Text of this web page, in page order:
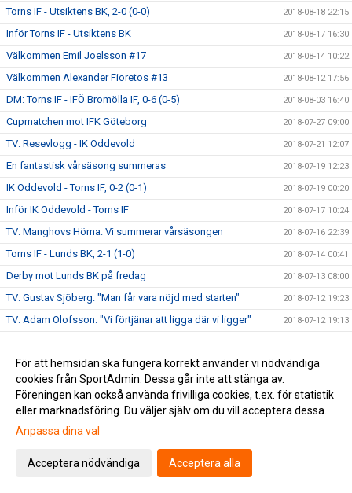
Torns IF - Utsiktens BK, 2-0 (0-0) 2018-08-18 22:15
Inför Torns IF - Utsiktens BK 2018-08-17 16:30
Välkommen Emil Joelsson #17 2018-08-14 10:22
Välkommen Alexander Fioretos #13 2018-08-12 17:56
DM: Torns IF - IFÖ Bromölla IF, 0-6 (0-5) 2018-08-03 16:40
Cupmatchen mot IFK Göteborg 2018-07-27 09:00
TV: Resevlogg - IK Oddevold 2018-07-21 12:07
En fantastisk vårsäsong summeras 2018-07-19 12:23
IK Oddevold - Torns IF, 0-2 (0-1) 2018-07-19 00:20
Inför IK Oddevold - Torns IF 2018-07-17 10:24
TV: Manghovs Hörna: Vi summerar vårsäsongen 2018-07-16 22:39
Torns IF - Lunds BK, 2-1 (1-0) 2018-07-14 00:41
Derby mot Lunds BK på fredag 2018-07-13 08:00
TV: Gustav Sjöberg: "Man får vara nöjd med starten" 2018-07-12 19:23
TV: Adam Olofsson: "Vi förtjänar att ligga där vi ligger" 2018-07-12 19:13
TV: Philip Mårtensson: "Det är alltid kul med derbyn"
Husqvarna FF - Torns IF, 0-1 (0-0) 2018-07-08 21:13
Torn möter IFK Göteborg i Svenska Cupen
TV: Niklas Nilsson: "Med lite tur hade vi fått ett poäng mot
För att hemsidan ska fungera korrekt använder vi nödvändiga
cookies från SportAdmin. Dessa går inte att stänga av.
Föreningen kan också använda frivilliga cookies, t.ex. för statistik
eller marknadsföring. Du väljer själv om du vill acceptera dessa.
Anpassa dina val
Acceptera nödvändiga Acceptera alla